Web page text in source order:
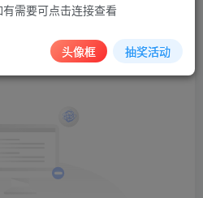
需要可点击连接查看
头像框 抽奖活动